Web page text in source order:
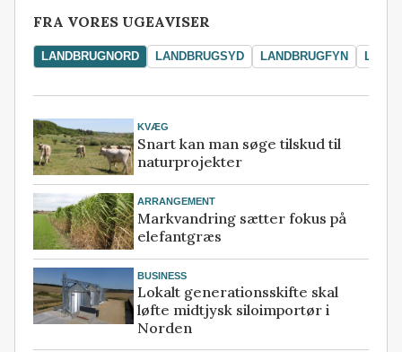
FRA VORES UGEAVISER
LANDBRUGNORD LANDBRUGSYD LANDBRUGFYN
KVÆG
Snart kan man søge tilskud til
naturprojekter
ARRANGEMENT
Markvandring sætter fokus på
elefantgræs
BUSINESS
Lokalt generationsskifte skal
løfte midtjysk siloimportør i
Norden